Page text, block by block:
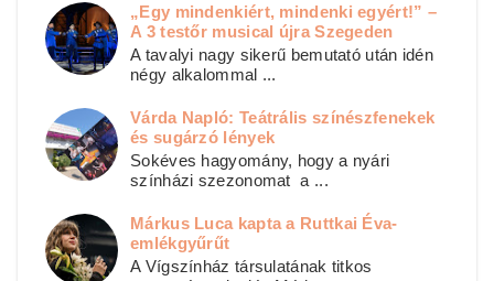
„Egy mindenkiért, mindenki egyért!” –
A 3 testőr musical újra Szegeden
A tavalyi nagy sikerű bemutató után idén
négy alkalommal ...
Várda Napló: Teátrális színészfenekek
és sugárzó lények
Sokéves hagyomány, hogy a nyári
színházi szezonomat a ...
Márkus Luca kapta a Ruttkai Éva-
emlékgyűrűt
A Vígszínház társulatának titkos